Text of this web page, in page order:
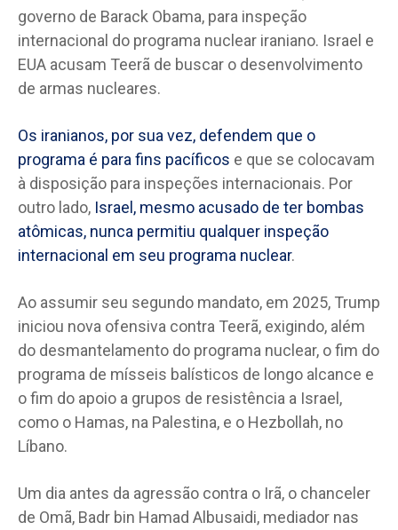
governo de Barack Obama, para inspeção
internacional do programa nuclear iraniano. Israel e
EUA acusam Teerã de buscar o desenvolvimento
de armas nucleares.
Os iranianos, por sua vez, defendem que o
programa é para fins pacíficos e que se colocavam
à disposição para inspeções internacionais. Por
outro lado, Israel, mesmo acusado de ter bombas
atômicas, nunca permitiu qualquer inspeção
internacional em seu programa nuclear.
Ao assumir seu segundo mandato, em 2025, Trump
iniciou nova ofensiva contra Teerã, exigindo, além
do desmantelamento do programa nuclear, o fim do
programa de mísseis balísticos de longo alcance e
o fim do apoio a grupos de resistência a Israel,
como o Hamas, na Palestina, e o Hezbollah, no
Líbano.
Um dia antes da agressão contra o Irã, o chanceler
de Omã, Badr bin Hamad Albusaidi, mediador nas